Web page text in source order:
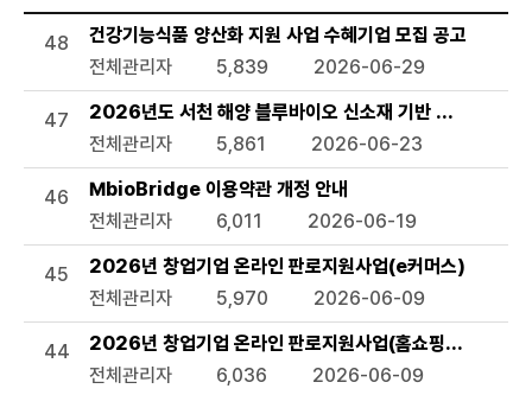
공지사항 목록으로 번호, 제목, 작성자, 조회수,등록일, 첨부파
48
건강기능식품 양산화 지원 사업 수혜기업 모집 공고
전체관리자
5,839 2026-06-29
47
2026년도 서천 해양 블루바이오 신소재 기반 관련 기술지
전체관리자
5,861 2026-06-23
46
MbioBridge 이용약관 개정 안내
전체관리자
6,011 2026-06-19
45
2026년 창업기업 온라인 판로지원사업(e커머스)
전체관리자
5,970 2026-06-09
44
2026년 창업기업 온라인 판로지원사업(홈쇼핑 방송지원)
전체관리자
6,036 2026-06-09